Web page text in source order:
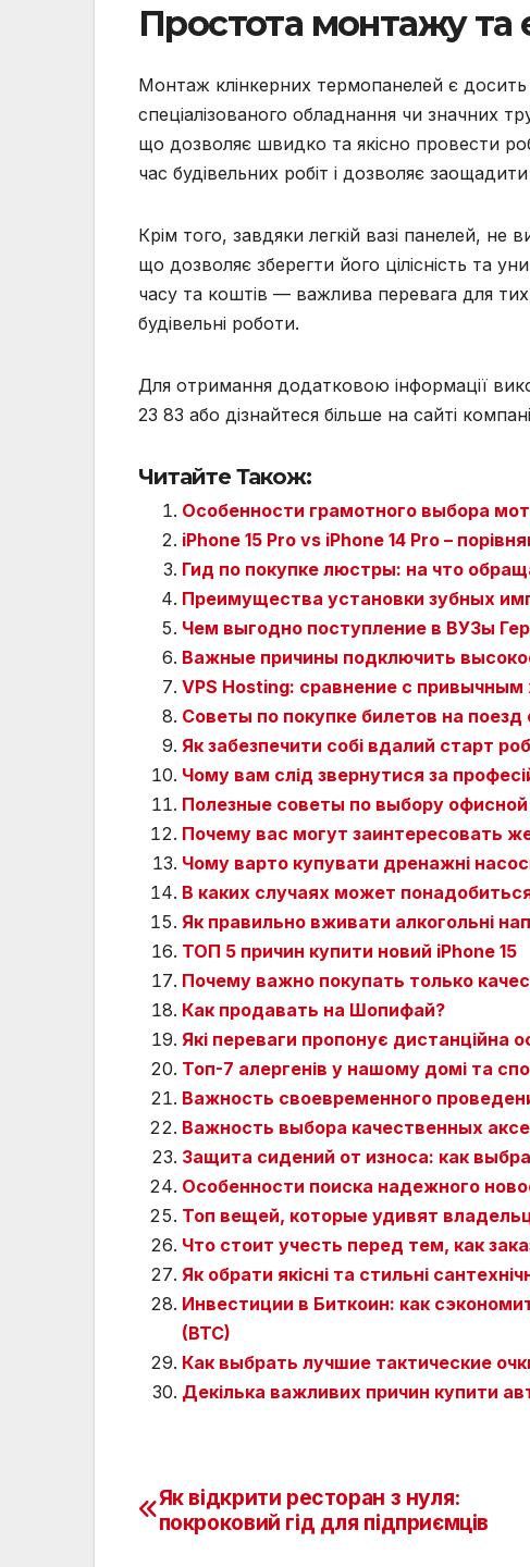
Простота монтажу та
Монтаж клінкерних термопанелей є
спеціалізованого обладнання чи значних
що дозволяє швидко та якісно провести
час будівельних робіт і дозволяє
Крім того, завдяки легкій вазі панелей,
що дозволяє зберегти його цілісність та
часу та коштів — важлива перевага для
будівельні роботи.
Для отримання додатковою інформації
23 83 або дізнайтеся більше на сайті
Читайте Також:
Особенности грамотного выбора
iPhone 15 Pro vs iPhone 14 Pro –
Гид по покупке люстры: на что
Преимущества установки зубных
Чем выгодно поступление в ВУЗы
Важные причины подключить
VPS Hosting: сравнение с
Советы по покупке билетов на поезд
Як забезпечити собі вдалий старт
Чому вам слід звернутися за
Полезные советы по выбору
Почему вас могут заинтересовать
Чому варто купувати дренажні
В каких случаях может
Як правильно вживати алкогольні
ТОП 5 причин купити новий iPhone 15
Почему важно покупать только
Как продавать на Шопифай?
Які переваги пропонує дистанційна
Топ-7 алергенів у нашому домі та
Важность своевременного
Важность выбора качественных
Защита сидений от износа: как
Особенности поиска надежного
Топ вещей, которые удивят
Что стоит учесть перед тем, как
Як обрати якісні та стильні
Инвестиции в Биткоин: как
(BTC)
Как выбрать лучшие тактические
Декілька важливих причин купити
Навигация
Як відкрити ресторан з нуля:
покроковий гід для підприємців